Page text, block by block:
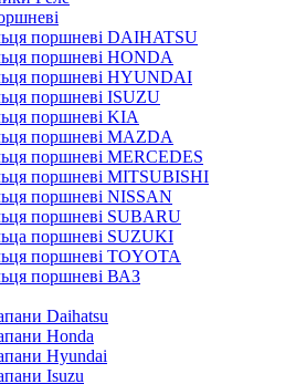
поршневі DAIHATSU
поршневі HONDA
поршневі HYUNDAI
поршневі ISUZU
поршневі KIA
поршневі MAZDA
поршневі MERCEDES
поршневі MITSUBISHI
поршневі NISSAN
поршневі SUBARU
поршневі SUZUKI
поршневі TOYOTA
поршневі ВАЗ
Daihatsu
Honda
Hyundai
Isuzu